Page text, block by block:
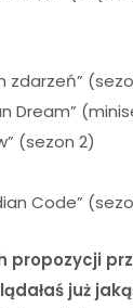
zdarzeń”
Dream”
(sezon 2)
Code”
propozycji
już